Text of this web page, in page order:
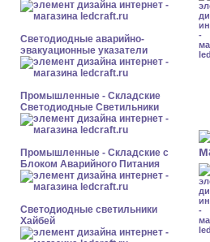
Светодиодные аварийно-
эвакуационные указатели
Промышленные - Складские
Светодиодные Светильники
Промышленные - Складские с
Блоком Аварийного Питания
Светодиодные светильники
Хайбей